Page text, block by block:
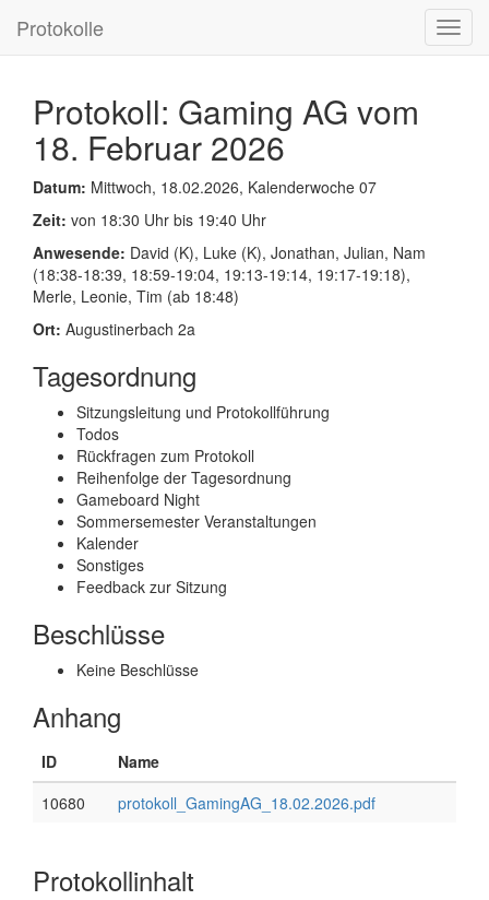
Protokolle
Protokoll: Gaming AG vom
18. Februar 2026
Datum: Mittwoch, 18.02.2026, Kalenderwoche 07
Zeit: von 18:30 Uhr bis 19:40 Uhr
Anwesende: David (K), Luke (K), Jonathan, Julian, Nam
(18:38-18:39, 18:59-19:04, 19:13-19:14, 19:17-19:18),
Merle, Leonie, Tim (ab 18:48)
Ort: Augustinerbach 2a
Tagesordnung
Sitzungsleitung und Protokollführung
Todos
Rückfragen zum Protokoll
Reihenfolge der Tagesordnung
Gameboard Night
Sommersemester Veranstaltungen
Kalender
Sonstiges
Feedback zur Sitzung
Beschlüsse
Keine Beschlüsse
Anhang
ID
Name
10680
protokoll_GamingAG_18.02.2026.pdf
Protokollinhalt